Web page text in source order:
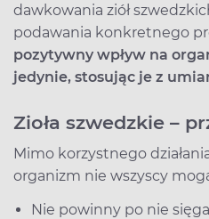
dawkowania ziół
podawania konkretnego
pozytywny wpływ na
jedynie, stosując je z
Zioła szwedzkie –
Mimo korzystnego
organizm nie wszyscy
Nie powinny po nie